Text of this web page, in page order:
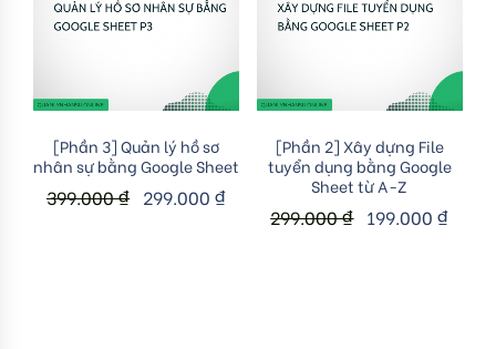
Add to cart
[Phần 3] Quản lý hồ sơ
nhân sự bằng Google Sheet
399.000₫ 299.000₫
Add to cart
[Phần 2] Xây dựng File
tuyển dụng bằng Google
Sheet từ A-Z
299.000₫ 199.000₫